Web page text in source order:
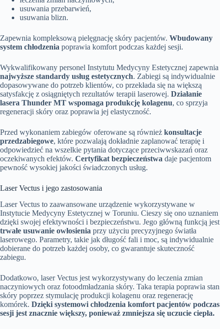
usuwania przebarwień,
usuwania blizn.
Zapewnia kompleksową pielęgnację skóry pacjentów. Wbudowany
system chłodzenia poprawia komfort podczas każdej sesji.
Wykwalifikowany personel Instytutu Medycyny Estetycznej zapewnia
najwyższe standardy usług estetycznych. Zabiegi są indywidualnie
dopasowywane do potrzeb klientów, co przekłada się na większą
satysfakcję z osiągniętych rezultatów terapii laserowej. Działanie
lasera Thunder MT wspomaga produkcję kolagenu, co sprzyja
regeneracji skóry oraz poprawia jej elastyczność.
Przed wykonaniem zabiegów oferowane są również konsultacje
przedzabiegowe, które pozwalają dokładnie zaplanować terapię i
odpowiedzieć na wszelkie pytania dotyczące przeciwwskazań oraz
oczekiwanych efektów. Certyfikat bezpieczeństwa daje pacjentom
pewność wysokiej jakości świadczonych usług.
Laser Vectus i jego zastosowania
Laser Vectus to zaawansowane urządzenie wykorzystywane w
Instytucie Medycyny Estetycznej w Toruniu. Cieszy się ono uznaniem
dzięki swojej efektywności i bezpieczeństwu. Jego główną funkcją jest
trwałe usuwanie owłosienia przy użyciu precyzyjnego światła
laserowego. Parametry, takie jak długość fali i moc, są indywidualnie
dobierane do potrzeb każdej osoby, co gwarantuje skuteczność
zabiegu.
Dodatkowo, laser Vectus jest wykorzystywany do leczenia zmian
naczyniowych oraz fotoodmładzania skóry. Taka terapia poprawia stan
skóry poprzez stymulację produkcji kolagenu oraz regenerację
komórek. Dzięki systemowi chłodzenia komfort pacjentów podczas
sesji jest znacznie większy, ponieważ zmniejsza się uczucie ciepła.